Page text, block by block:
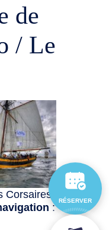
de
/ Le
Corsaires
:
RÉSERVER